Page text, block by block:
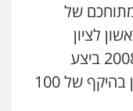
מעצרים
של
לציון
וביעדים שונים בחו"ל אשר מאז 2008 ביצע
עבירות על חוק איסור הלבנת הון בהיקף של 100